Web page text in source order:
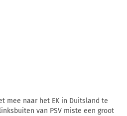
mee naar het EK in Duitsland te
van PSV miste een groot